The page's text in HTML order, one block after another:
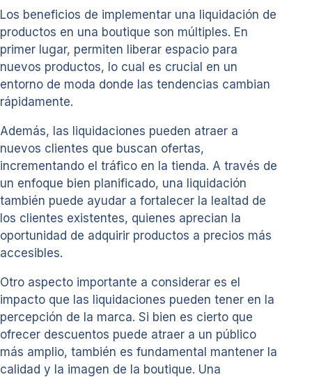
Los beneficios de implementar una liquidación de
productos en una boutique son múltiples. En
primer lugar, permiten liberar espacio para
nuevos productos, lo cual es crucial en un
entorno de moda donde las tendencias cambian
rápidamente.
Además, las liquidaciones pueden atraer a
nuevos clientes que buscan ofertas,
incrementando el tráfico en la tienda. A través de
un enfoque bien planificado, una liquidación
también puede ayudar a fortalecer la lealtad de
los clientes existentes, quienes aprecian la
oportunidad de adquirir productos a precios más
accesibles.
Otro aspecto importante a considerar es el
impacto que las liquidaciones pueden tener en la
percepción de la marca. Si bien es cierto que
ofrecer descuentos puede atraer a un público
más amplio, también es fundamental mantener la
calidad y la imagen de la boutique. Una